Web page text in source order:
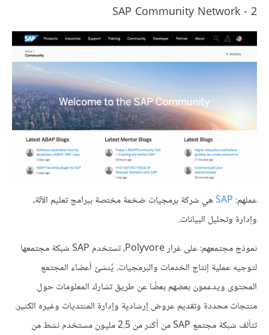
2 - SAP Community Network
عملهم: SAPهي شركة برمجيات ضخمة مختصة ببرامج تعليم الآلة،
وإدارة وتحليل البيانات.
نموذج مجتمعهم: على غرار Polyvore، تستخدم SAP شبكة مجتمعها
لتوجيه عملية إنتاج الخدمات والبرمجيات. يُنشئ أعضاء المجتمع
المحتوى ويدعمون بعضهم بعضًا عن طريق تشارك المعلومات حول
منتجات محددة وتقديم عروض إرشادية وإدارة المنتديات وغيره الكثير.
تتألف شبكة مجتمع SAP من أكثر من 2.5 مليون مستخدم نشط من